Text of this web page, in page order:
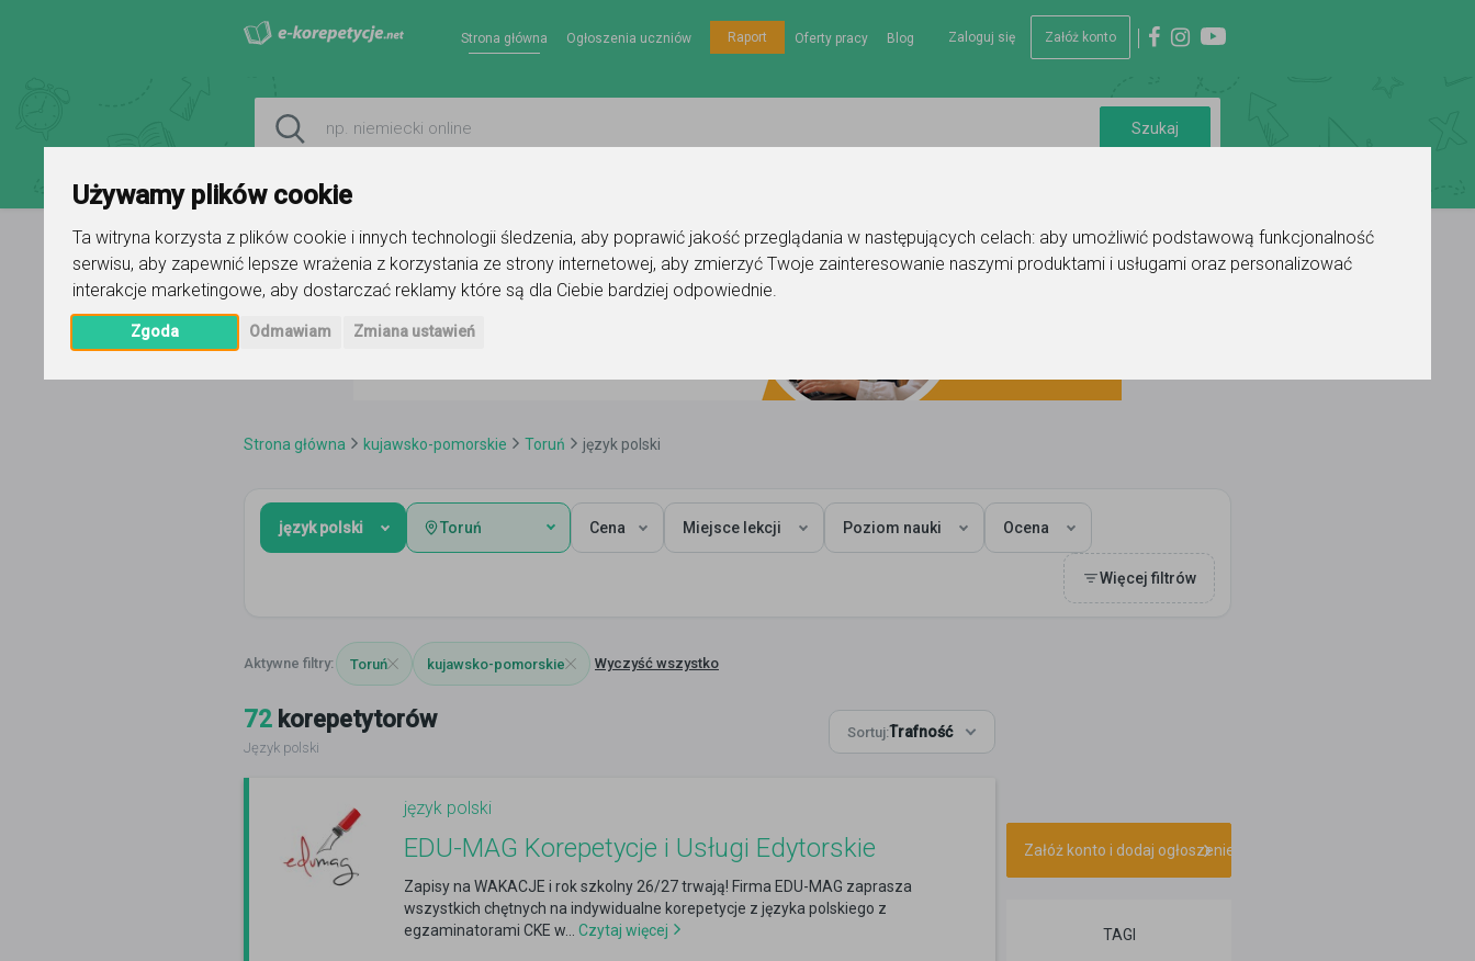
Używamy plików cookie
Ta witryna korzysta z plików cookie i innych technologii śledzenia, aby poprawić jakość przeglądania w następujących celach: aby umożliwić podstawową funkcjonalność
serwisu, aby zapewnić lepsze wrażenia z korzystania ze strony internetowej, aby zmierzyć Twoje zainteresowanie naszymi produktami i usługami oraz personalizować
interakcje marketingowe, aby dostarczać reklamy które są dla Ciebie bardziej odpowiednie.
Zgoda Odmawiam Zmiana ustawień
Zaloguj się Załóż konto
Strona główna Ogłoszenia uczniów Raport Oferty pracy Blog
Strona główna kujawsko-pomorskie Toruń język polski
język polski Toruń Cena
Więcej filtrów
Miejsce lekcji Poziom nauki Ocena
Toruń kujawsko-pomorskie Wyczyść wszystko
72 korepetytorów
Język polski
Sortuj:Trafność
język polski
EDU-MAG Korepetycje i Usługi Edytorskie
Zapisy na WAKACJE i rok szkolny 26/27 trwają! Firma EDU-MAG zaprasza
wszystkich chętnych na indywidualne korepetycje z języka polskiego z
egzaminatorami CKE w...
Czytaj więcej
Załóż konto i dodaj ogłoszenie
TAGI